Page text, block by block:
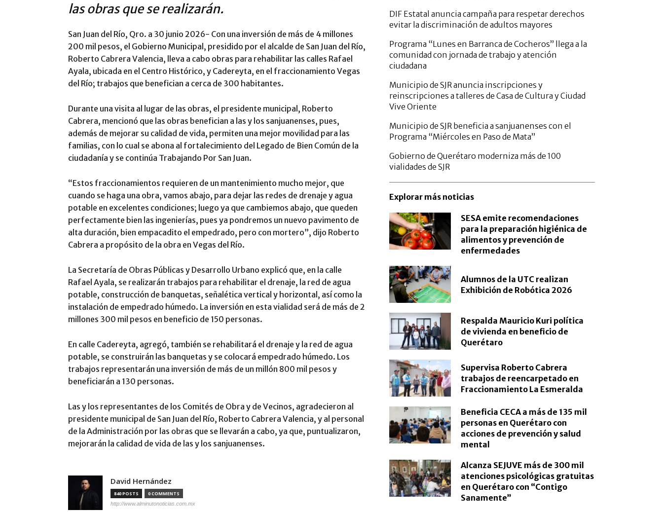
las obras que se realizarán.
San Juan del Río, Qro. a 30 junio 2026- Con una inversión de más de 4 millones
200 mil pesos, el Gobierno Municipal, presidido por el alcalde de San Juan del Río,
Roberto Cabrera Valencia, lleva a cabo obras para rehabilitar las calles Rafael
Ayala, ubicada en el Centro Histórico, y Cadereyta, en el fraccionamiento Vegas
del Río; trabajos que benefician a cerca de 300 habitantes.
Durante una visita al lugar de las obras, el presidente municipal, Roberto
Cabrera, mencionó que las obras benefician a las y los sanjuanenses, pues,
además de mejorar su calidad de vida, permiten una mejor movilidad para las
familias, con lo cual se abona al fortalecimiento del Legado de Bien Común de la
ciudadanía y se continúa Trabajando Por San Juan.
“Estos fraccionamientos requieren de un mantenimiento mucho mejor, que
cuando se haga una obra, vamos abajo, para dejar las redes de drenaje y agua
potable en excelentes condiciones; luego ya que cambiemos abajo, que queden
perfectamente bien las ingenierías, pues ya pondremos un nuevo pavimento de
alta duración, bien empacadito el empedrado, pero con mortero”, dijo Roberto
Cabrera a propósito de la obra en Vegas del Río.
La Secretaría de Obras Públicas y Desarrollo Urbano explicó que, en la calle
Rafael Ayala, se realizarán trabajos para rehabilitar el drenaje, la red de agua
potable, construcción de banquetas, señalética vertical y horizontal, así como la
instalación de empedrado húmedo. La inversión en esta vialidad será de más de 2
millones 300 mil pesos en beneficio de 150 personas.
En calle Cadereyta, agregó, también se rehabilitará el drenaje y la red de agua
potable, se construirán las banquetas y se colocará empedrado húmedo. Los
trabajos representarán una inversión de más de un millón 800 mil pesos y
beneficiarán a 130 personas.
Las y los representantes de los Comités de Obra y de Vecinos, agradecieron al
presidente municipal de San Juan del Río, Roberto Cabrera Valencia, y al personal
de la Administración por las obras que se llevarán a cabo, ya que, puntualizaron,
mejorarán la calidad de vida de las y los sanjuanenses.
David Hernández
840 POSTS 0 COMMENTS
http://www.alminutonoticias.com.mx
DIF Estatal anuncia campaña para respetar derechos
evitar la discriminación de adultos mayores
Programa “Lunes en Barranca de Cocheros” llega a la
comunidad con jornada de trabajo y atención
ciudadana
Municipio de SJR anuncia inscripciones y
reinscripciones a talleres de Casa de Cultura y Ciudad
Vive Oriente
Municipio de SJR beneficia a sanjuanenses con el
Programa “Miércoles en Paso de Mata”
Gobierno de Querétaro moderniza más de 100
vialidades de SJR
Explorar más noticias
SESA emite recomendaciones
para la preparación higiénica de
alimentos y prevención de
enfermedades
Alumnos de la UTC realizan
Exhibición de Robótica 2026
Respalda Mauricio Kuri política
de vivienda en beneficio de
Querétaro
Supervisa Roberto Cabrera
trabajos de reencarpetado en
Fraccionamiento La Esmeralda
Beneficia CECA a más de 135 mil
personas en Querétaro con
acciones de prevención y salud
mental
Alcanza SEJUVE más de 300 mil
atenciones psicológicas gratuitas
en Querétaro con “Contigo
Sanamente”